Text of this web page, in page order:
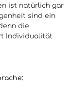
ist natürlich gar
sind ein
die
Individualität